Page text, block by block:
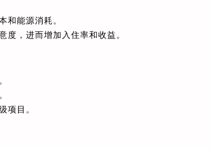
和能源消耗。
，进而增加入住率和收益。
项目。